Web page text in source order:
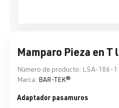
Mamparo Pieza en T
Número de producto: LSA-106-
Marca: BAR-TEK®
Adaptador pasamuros